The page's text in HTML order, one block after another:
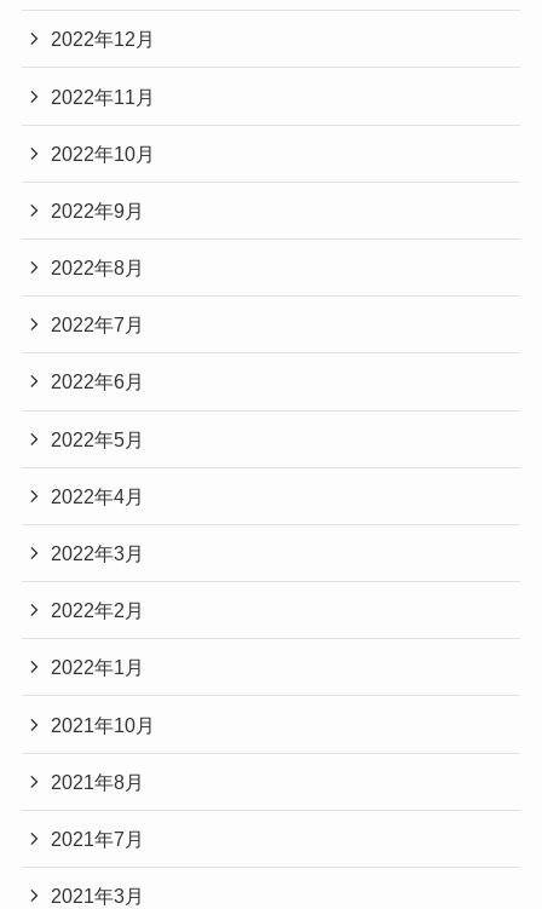
2022年12月
2022年11月
2022年10月
2022年9月
2022年8月
2022年7月
2022年6月
2022年5月
2022年4月
2022年3月
2022年2月
2022年1月
2021年10月
2021年8月
2021年7月
2021年3月